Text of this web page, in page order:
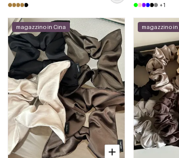
+1
magazzino in Cina magazzino in